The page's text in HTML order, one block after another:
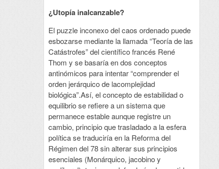
¿Utopía inalcanzable?
El puzzle inconexo del caos ordenado puede
esbozarse mediante la llamada “Teoría de las
Catástrofes” del científico francés René
Thom y se basaría en dos conceptos
antinómicos para intentar “comprender el
orden jerárquico de lacomplejidad
biológica”.Así, el concepto de estabilidad o
equilibrio se refiere a un sistema que
permanece estable aunque registre un
cambio, principio que trasladado a la esfera
política se traduciría en la Reforma del
Régimen del 78 sin alterar sus principios
esenciales (Monárquico, jacobino y